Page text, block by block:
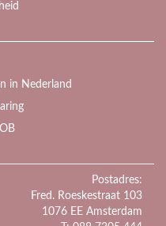
in Nederland
Postadres:
Fred. Roeskestraat 103
1076 EE Amsterdam